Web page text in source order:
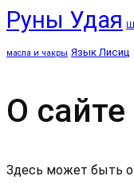
Руны Удая
масла и чакры Язык Лисиц
О сайте
Здесь может быть